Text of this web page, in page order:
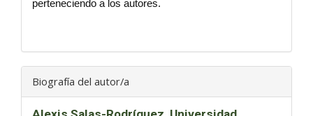
perteneciendo a los autores.
Biografía del autor/a